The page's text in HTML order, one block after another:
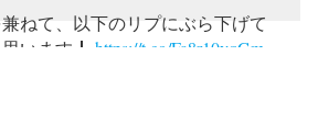
ねて、以下のリプにぶら下げて
います🎸 https://t.co/Fa8r10vqGm
ちゃん)🎸✨ (@Humetsuka)